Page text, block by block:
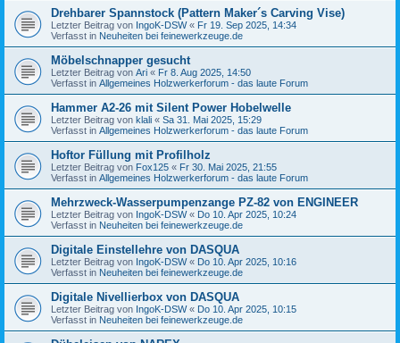
Drehbarer Spannstock (Pattern Maker´s Carving Vise)
Letzter Beitrag von IngoK-DSW« Fr 19. Sep 2025, 14:34
Verfasst in Neuheiten bei feinewerkzeuge.de
Möbelschnapper gesucht
Letzter Beitrag von Ari « Fr 8. Aug 2025, 14:50
Verfasst in Allgemeines Holzwerkerforum - das laute Forum
Hammer A2-26 mit Silent Power Hobelwelle
Letzter Beitrag von klali « Sa 31. Mai 2025, 15:29
Verfasst in Allgemeines Holzwerkerforum - das laute Forum
Hoftor Füllung mit Profilholz
Letzter Beitrag von Fox125 « Fr 30. Mai 2025, 21:55
Verfasst in Allgemeines Holzwerkerforum - das laute Forum
Mehrzweck-Wasserpumpenzange PZ-82 von ENGINEER
Letzter Beitrag von IngoK-DSW« Do 10. Apr 2025, 10:24
Verfasst in Neuheiten bei feinewerkzeuge.de
Digitale Einstellehre von DASQUA
Letzter Beitrag von IngoK-DSW« Do 10. Apr 2025, 10:16
Verfasst in Neuheiten bei feinewerkzeuge.de
Digitale Nivellierbox von DASQUA
Letzter Beitrag von IngoK-DSW« Do 10. Apr 2025, 10:15
Verfasst in Neuheiten bei feinewerkzeuge.de